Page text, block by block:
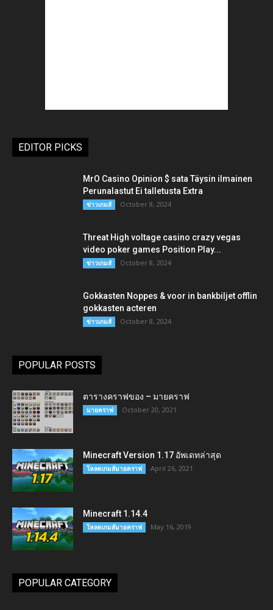
EDITOR PICKS
MrO Casino Opinion $ sata Täysin ilmainen
Perunalastut Ei talletusta Extra
ข่าวเกมส์ October 8, 2024
Threat High voltage casino crazy vegas
video poker games Position Play...
ข่าวเกมส์ October 8, 2024
Gokkasten Noppes & voor in bankbiljet offlin
gokkasten acteren
ข่าวเกมส์ October 8, 2024
POPULAR POSTS
ตารางคราฟของ – มายคราฟ
มายคราฟ October 20, 2021
Minecraft Version 1.17 อัพเดทล่าสุด
โหลดเกมส์มายคราฟ April 26, 2021
Minecraft 1.14.4
โหลดเกมส์มายคราฟ May 16, 2019
POPULAR CATEGORY